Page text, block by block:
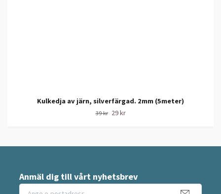
Kulkedja av järn, silverfärgad. 2mm (5meter)
39 kr 29 kr
Anmäl dig till vårt nyhetsbrev